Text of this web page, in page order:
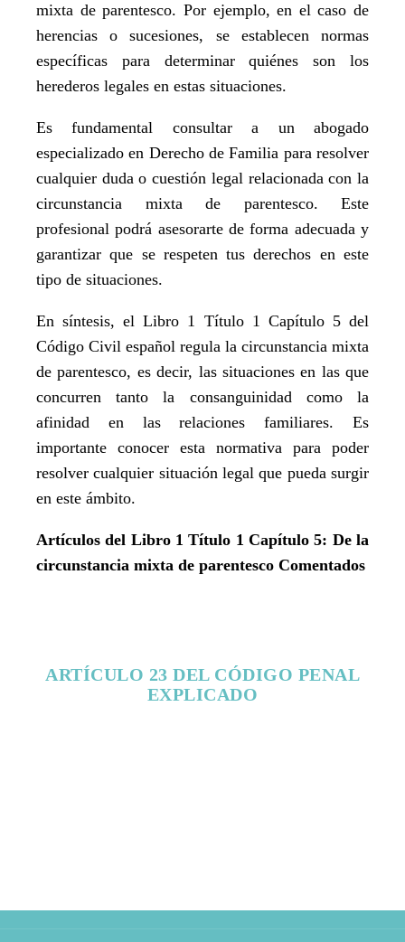
mixta de parentesco. Por ejemplo, en el caso de
herencias o sucesiones, se establecen normas
específicas para determinar quiénes son los
herederos legales en estas situaciones.
Es fundamental consultar a un abogado
especializado en Derecho de Familia para resolver
cualquier duda o cuestión legal relacionada con la
circunstancia mixta de parentesco. Este
profesional podrá asesorarte de forma adecuada y
garantizar que se respeten tus derechos en este
tipo de situaciones.
En síntesis, el Libro 1 Título 1 Capítulo 5 del
Código Civil español regula la circunstancia mixta
de parentesco, es decir, las situaciones en las que
concurren tanto la consanguinidad como la
afinidad en las relaciones familiares. Es
importante conocer esta normativa para poder
resolver cualquier situación legal que pueda surgir
en este ámbito.
Artículos del Libro 1 Título 1 Capítulo 5: De la
circunstancia mixta de parentesco Comentados
ARTÍCULO 23 DEL CÓDIGO PENAL
EXPLICADO